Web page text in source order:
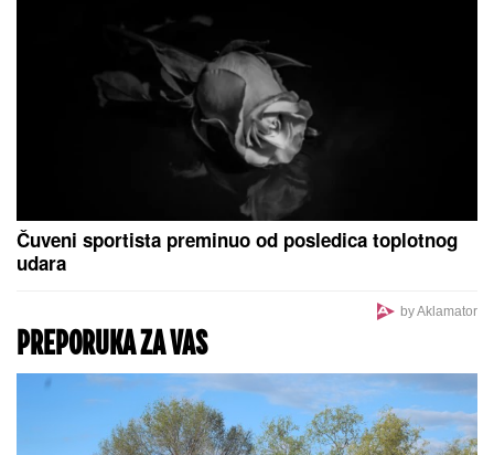
Čuveni sportista preminuo od posledica toplotnog
udara
by Aklamator
PREPORUKA ZA VAS